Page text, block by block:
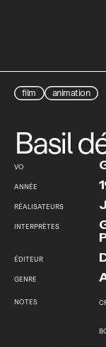
film animation
Basil
VO
ANNÉE
RÉALISATEURS
INTERPRÈTES
ÉDITEUR
GENRE
NOTES